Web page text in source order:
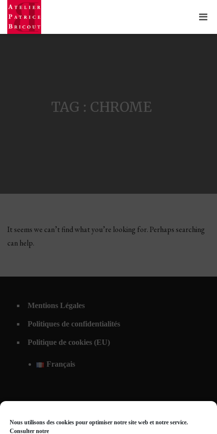
Nous utilisons des cookies pour optimiser notre site web et notre service.
Consulter notre
TAG : CHROME
It seems we can’t find what you’re looking for. Perhaps searching
can help.
Mentions Légales
Politiques de confidentialités
Politique de cookies (EU)
Français